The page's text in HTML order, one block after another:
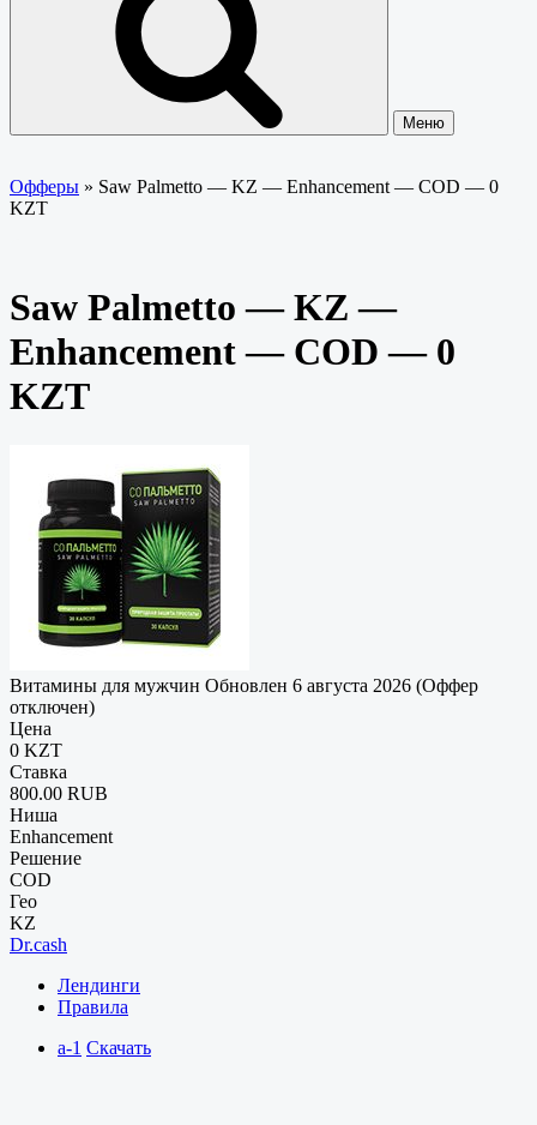
Меню
Офферы » Saw Palmetto — KZ — Enhancement — COD — 0
KZT
Saw Palmetto — KZ —
Enhancement — COD — 0
KZT
Витамины для мужчин Обновлен 6 августа 2026 (Оффер
отключен)
Цена
0 KZT
Ставка
800.00 RUB
Ниша
Enhancement
Решение
COD
Гео
KZ
Dr.cash
Лендинги
Правила
a-1 Скачать